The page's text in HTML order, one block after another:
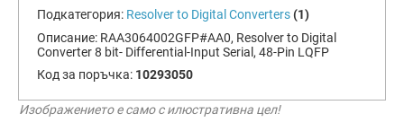
Подкатегория: Resolver to Digital Converters (1)
Описание: RAA3064002GFP#AA0, Resolver to Digital
Converter 8 bit- Differential-Input Serial, 48-Pin LQFP
Код за поръчка: 10293050
Изображението е само с илюстративна цел!